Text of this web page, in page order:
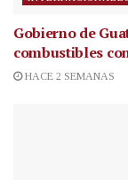
Gobierno de
combustibles
HACE 2 SEMANAS